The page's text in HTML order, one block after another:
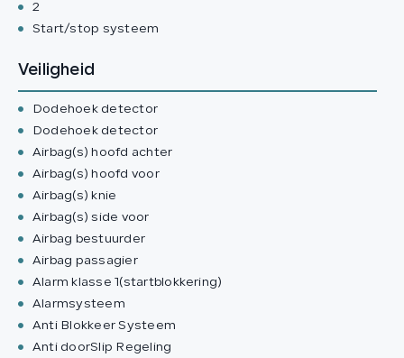
2
Start/stop systeem
Veiligheid
Dodehoek detector
Dodehoek detector
Airbag(s) hoofd achter
Airbag(s) hoofd voor
Airbag(s) knie
Airbag(s) side voor
Airbag bestuurder
Airbag passagier
Alarm klasse 1(startblokkering)
Alarmsysteem
Anti Blokkeer Systeem
Anti doorSlip Regeling